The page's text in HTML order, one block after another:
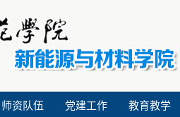
师资队伍 党建工作 教育教学